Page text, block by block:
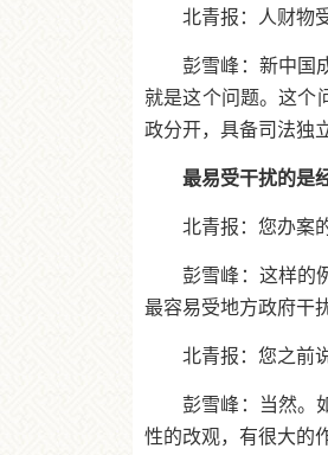
北青报：人财物
彭雪峰：新中国
就是这个问题。这个
政分开，具备司法独
最易受干扰的是
北青报：您办案
彭雪峰：这样的
最容易受地方政府干
北青报：您之前
彭雪峰：当然。
性的改观，有很大的